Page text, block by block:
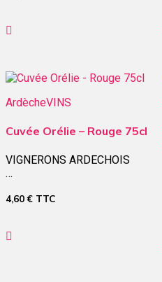
ArdècheVINS
Cuvée Orélie – Rouge 75cl
VIGNERONS ARDECHOIS
…
4,60€ TTC